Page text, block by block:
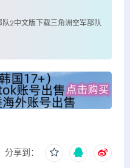
队2中文版下载三角洲空军部队
分享到：